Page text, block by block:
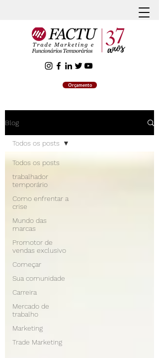
Orçamento
Blog
Todos os posts
trabalhador
temporário
Como enfrentar a
crise
Mundo das
marcas
Promotor de
vendas exclusivo
Começar
Sua comunidade
Carreira
Mercado de
trabalho
Marketing
Trade Marketing
Todos os posts